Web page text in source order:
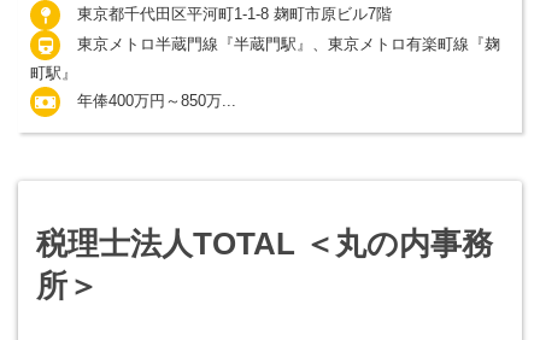
東京都千代田区平河町1-1-8 麹町市原ビル7階
東京メトロ半蔵門線『半蔵門駅』、東京メトロ有楽町線『麹
町駅』
年俸400万円～850万...
税理士法人TOTAL ＜丸の内事務
所＞